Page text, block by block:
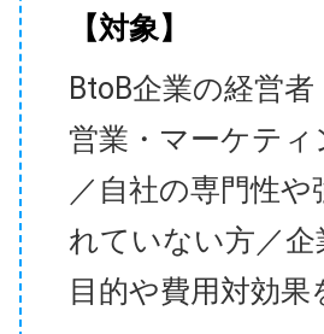
【対象】
BtoB企業の経営
営業・マーケテ
／自社の専門性
れていない方／
目的や費用対効